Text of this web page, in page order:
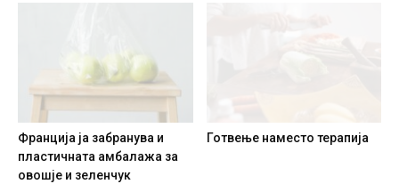
Франција ја забранува и
пластичната амбалажа за
овошје и зеленчук
Готвење наместо терапија